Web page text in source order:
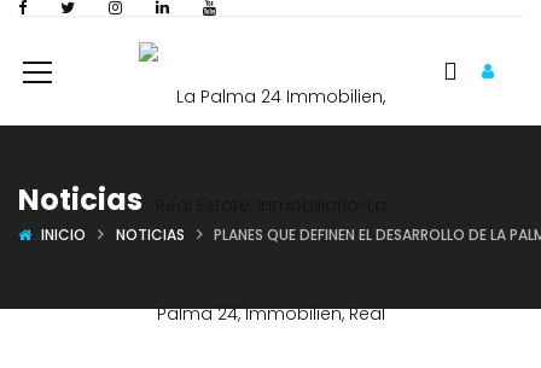
Noticias
INICIO NOTICIAS PLANES QUE DEFINEN EL DESARROLLO DE LA